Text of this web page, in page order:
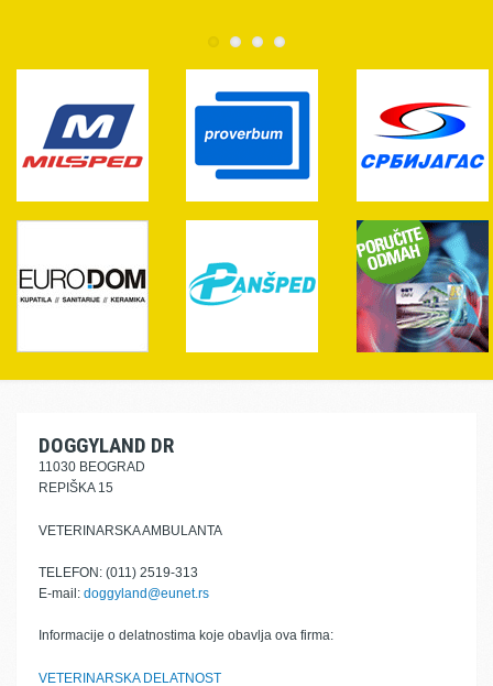
DOGGYLAND DR
11030 BEOGRAD
REPIŠKA 15
VETERINARSKA AMBULANTA
TELEFON: (011) 2519-313
E-mail: doggyland@eunet.rs
Informacije o delatnostima koje obavlja ova firma:
VETERINARSKA DELATNOST